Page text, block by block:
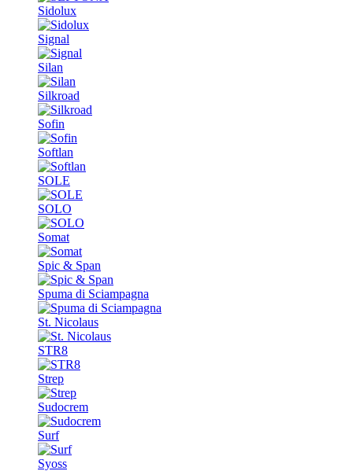
Sidolux
Signal
Silan
Silkroad
Sofin
Softlan
SOLE
SOLO
Somat
Spic & Span
Spuma di Sciampagna
St. Nicolaus
STR8
Strep
Sudocrem
Surf
Syoss